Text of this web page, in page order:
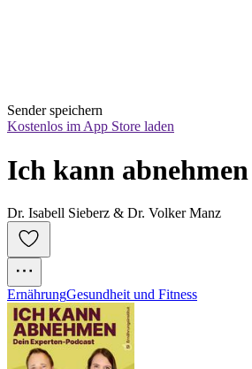
Sender speichern
Kostenlos im App Store laden
Ich kann abnehmen
Dr. Isabell Sieberz & Dr. Volker Manz
ErnährungGesundheit und Fitness